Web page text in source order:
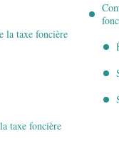
la taxe foncière
taxe foncière